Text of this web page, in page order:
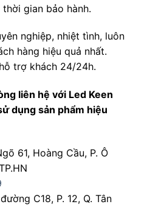
gian bảo hành.
nghiệp, nhiệt tình, luôn
hàng hiệu quả nhất.
trợ khách 24/24h.
liên hệ với Led Keen
dụng sản phẩm hiệu
61, Hoàng Cầu, P. Ô
C18, P. 12, Q. Tân